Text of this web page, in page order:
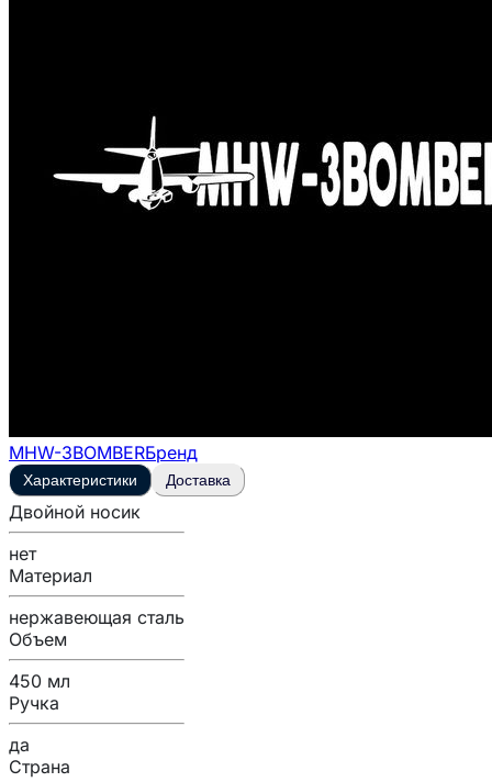
MHW-3BOMBERБренд
Характеристики Доставка
Двойной носик
нет
Материал
нержавеющая сталь
Объем
450 мл
Ручка
да
Страна